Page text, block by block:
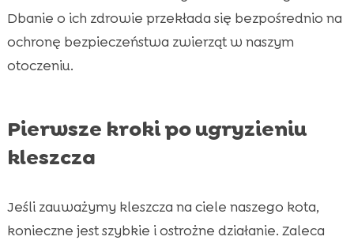
Dbanie o ich zdrowie przekłada się bezpośrednio na
ochronę bezpieczeństwa zwierząt w naszym
otoczeniu.
Pierwsze kroki po ugryzieniu
kleszcza
Jeśli zauważymy kleszcza na ciele naszego kota,
konieczne jest szybkie i ostrożne działanie. Zaleca